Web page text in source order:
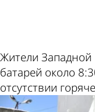
Жители
батарей около
отсутствии